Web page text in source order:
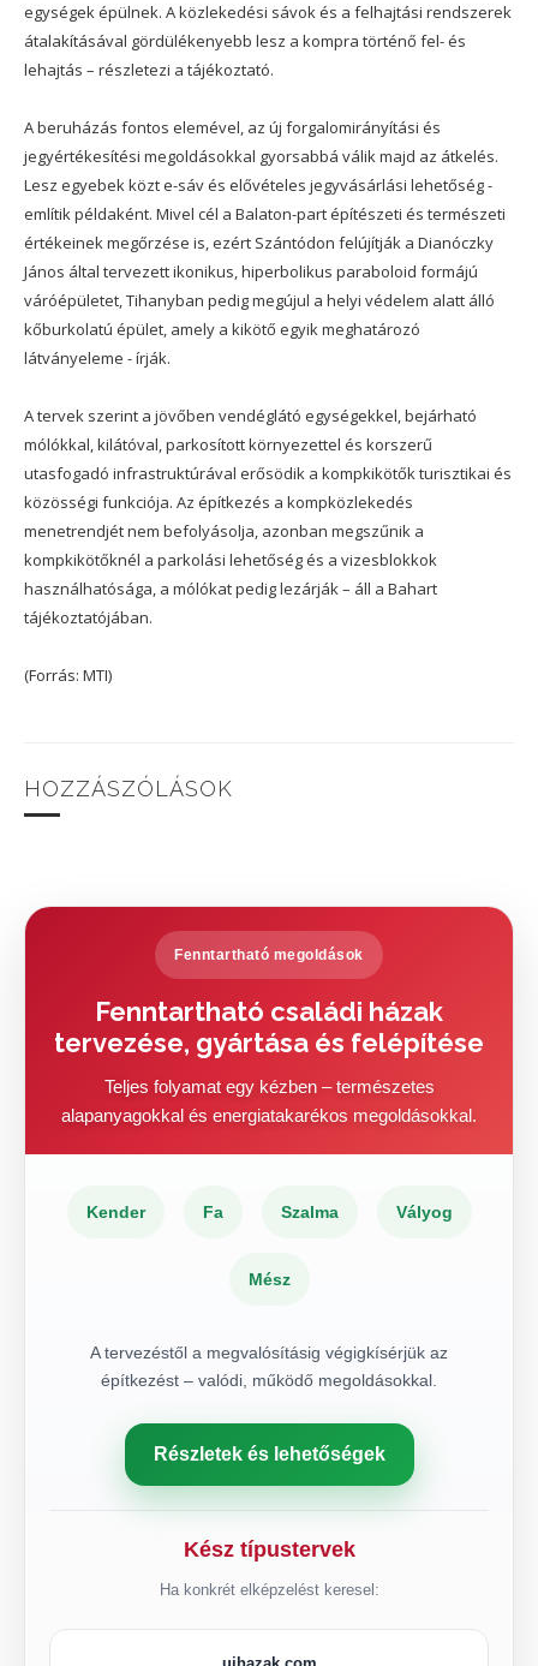
egységek épülnek. A közlekedési sávok és a felhajtási rendszerek
átalakításával gördülékenyebb lesz a kompra történő fel- és
lehajtás – részletezi a tájékoztató.
A beruházás fontos elemével, az új forgalomirányítási és
jegyértékesítési megoldásokkal gyorsabbá válik majd az átkelés.
Lesz egyebek közt e-sáv és elővételes jegyvásárlási lehetőség -
említik példaként. Mivel cél a Balaton-part építészeti és természeti
értékeinek megőrzése is, ezért Szántódon felújítják a Dianóczky
János által tervezett ikonikus, hiperbolikus paraboloid formájú
váróépületet, Tihanyban pedig megújul a helyi védelem alatt álló
kőburkolatú épület, amely a kikötő egyik meghatározó
látványeleme - írják.
A tervek szerint a jövőben vendéglátó egységekkel, bejárható
mólókkal, kilátóval, parkosított környezettel és korszerű
utasfogadó infrastruktúrával erősödik a kompkikötők turisztikai és
közösségi funkciója. Az építkezés a kompközlekedés
menetrendjét nem befolyásolja, azonban megszűnik a
kompkikötőknél a parkolási lehetőség és a vizesblokkok
használhatósága, a mólókat pedig lezárják – áll a Bahart
tájékoztatójában.
(Forrás: MTI)
HOZZÁSZÓLÁSOK
Fenntartható megoldások
Fenntartható családi házak
tervezése, gyártása és felépítése
Teljes folyamat egy kézben – természetes
alapanyagokkal és energiatakarékos megoldásokkal.
Kender Fa Szalma Vályog
Mész
A tervezéstől a megvalósításig végigkísérjük az
építkezést – valódi, működő megoldásokkal.
Részletek és lehetőségek
Kész típustervek
Ha konkrét elképzelést keresel: